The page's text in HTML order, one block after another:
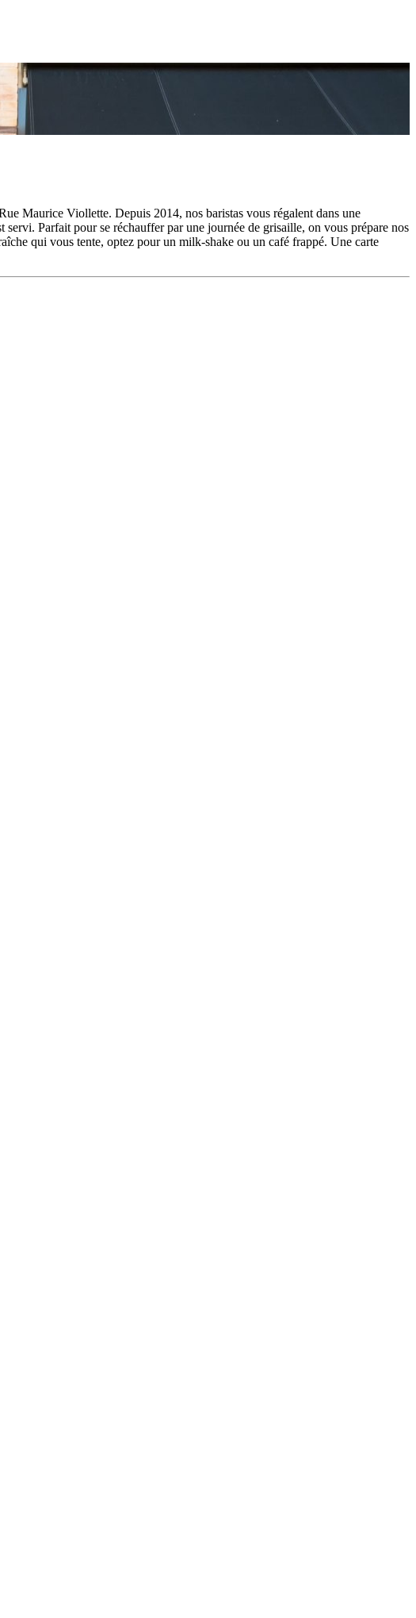
Maurice Viollette. Depuis 2014, nos baristas vous régalent dans une
Parfait pour se réchauffer par une journée de grisaille, on vous prépare nos
qui vous tente, optez pour un milk-shake ou un café frappé. Une carte